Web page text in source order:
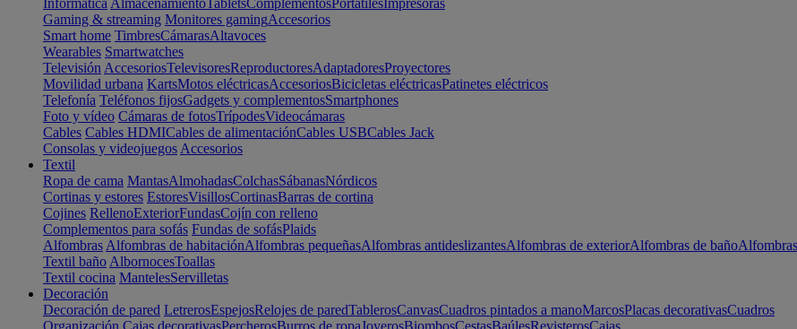
Informática AlmacenamientoTabletsComplementosPortátilesImpresoras
Gaming & streaming Monitores gamingAccesorios
Smart home TimbresCámarasAltavoces
Wearables Smartwatches
Televisión AccesoriosTelevisoresReproductoresAdaptadoresProyectores
Movilidad urbana KartsMotos eléctricasAccesoriosBicicletas eléctricasPatinetes eléctricos
Telefonía Teléfonos fijosGadgets y complementosSmartphones
Foto y vídeo Cámaras de fotosTrípodesVideocámaras
Cables Cables HDMICables de alimentaciónCables USBCables Jack
Consolas y videojuegos Accesorios
Textil
Ropa de cama MantasAlmohadasColchasSábanasNórdicos
Cortinas y estores EstoresVisillosCortinasBarras de cortina
Cojines RellenoExteriorFundasCojín con relleno
Complementos para sofás Fundas de sofásPlaids
Alfombras Alfombras de habitaciónAlfombras pequeñasAlfombras antideslizantesAlfombras de exteriorAlfombras de baño
Textil baño AlbornocesToallas
Textil cocina MantelesServilletas
Decoración
Decoración de pared LetrerosEspejosRelojes de paredTablerosCanvasCuadros pintados a manoMarcosPlacas decorativasCuadros
Organización Cajas decorativasPercherosBurros de ropaJoyerosBiombosCestasBaúlesRevisterosCajas